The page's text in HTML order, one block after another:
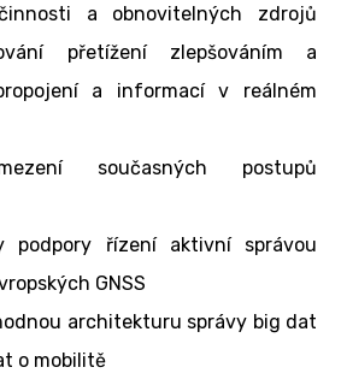
a obnovitelných zdrojů
přetížení zlepšováním a
a informací v reálném
současných postupů
podpory řízení aktivní správou
GNSS
architekturu správy big dat
o mobilitě